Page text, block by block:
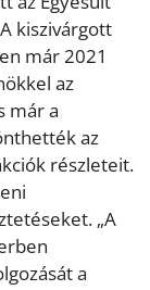
kiszivárgott
már 2021
az
már a
az
részleteit.
„A
a